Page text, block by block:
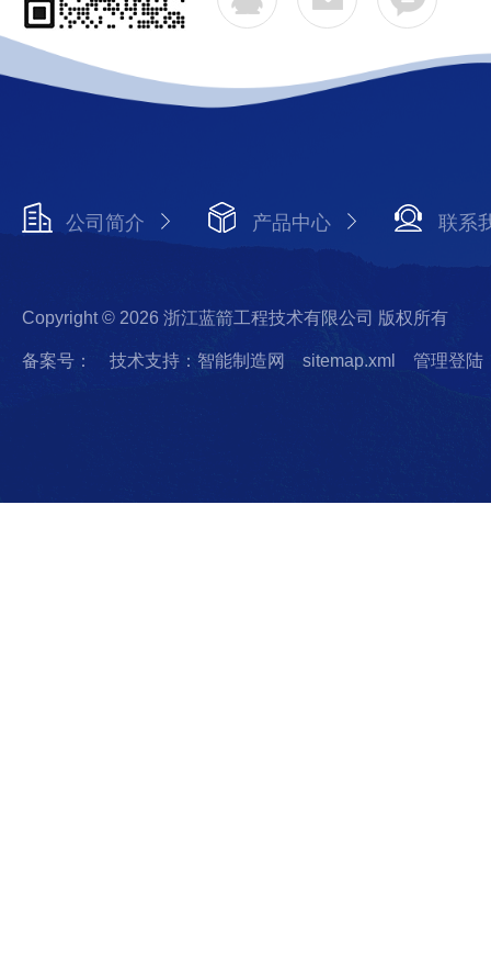
公司简介 产品中心 联系
Copyright © 2026 浙江蓝箭工程技术有限公司 版权所有
备案号： 技术支持：智能制造网 sitemap.xml 管理登陆